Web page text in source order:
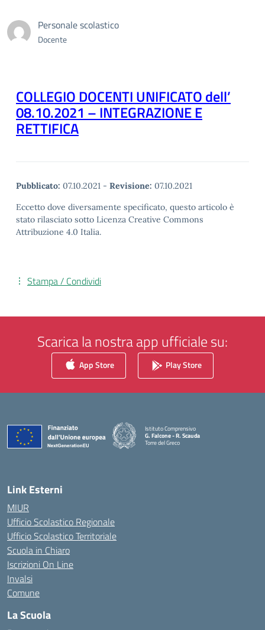
Personale scolastico
Docente
COLLEGIO DOCENTI UNIFICATO dell’
08.10.2021 – INTEGRAZIONE E
RETTIFICA
Pubblicato: 07.10.2021 - Revisione: 07.10.2021
Eccetto dove diversamente specificato, questo articolo è
stato rilasciato sotto Licenza Creative Commons
Attribuzione 4.0 Italia.
Stampa / Condividi
Scarica la nostra app ufficiale su:
App Store Play Store
Istituto Comprensivo
G. Falcone - R. Scauda
Torre del Greco
Link Esterni
MIUR
Ufficio Scolastico Regionale
Ufficio Scolastico Territoriale
Scuola in Chiaro
Iscrizioni On Line
Invalsi
Comune
La Scuola